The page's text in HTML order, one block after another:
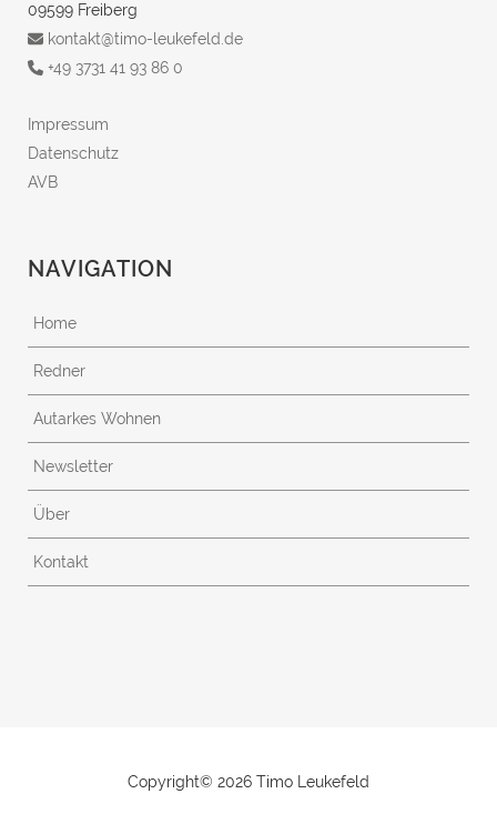
09599 Freiberg
kontakt@timo-leukefeld.de
+49 3731 41 93 86 0
Impressum
Datenschutz
AVB
NAVIGATION
Home
Redner
Autarkes Wohnen
Newsletter
Über
Kontakt
Copyright© 2026 Timo Leukefeld